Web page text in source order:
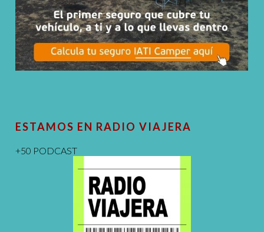
ESTAMOS EN RADIO VIAJERA
+50 PODCAST